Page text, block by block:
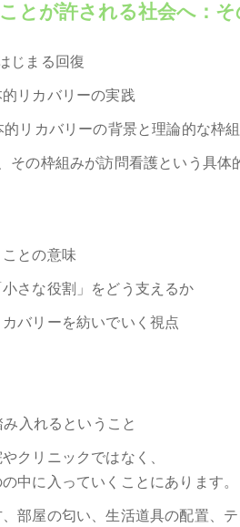
とが許される社会へ：そ
じまる回復
リカバリーの実践
リカバリーの背景と理論的な枠
その枠組みが訪問看護という具
との意味
さな役割」をどう支えるか
バリーを紡いでいく視点
入れるということ
クリニックではなく、
中に入っていくことにあります。
部屋の匂い、生活道具の配置、